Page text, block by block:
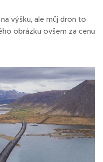
výšku, ale můj dron to
obrázku ovšem za cenu